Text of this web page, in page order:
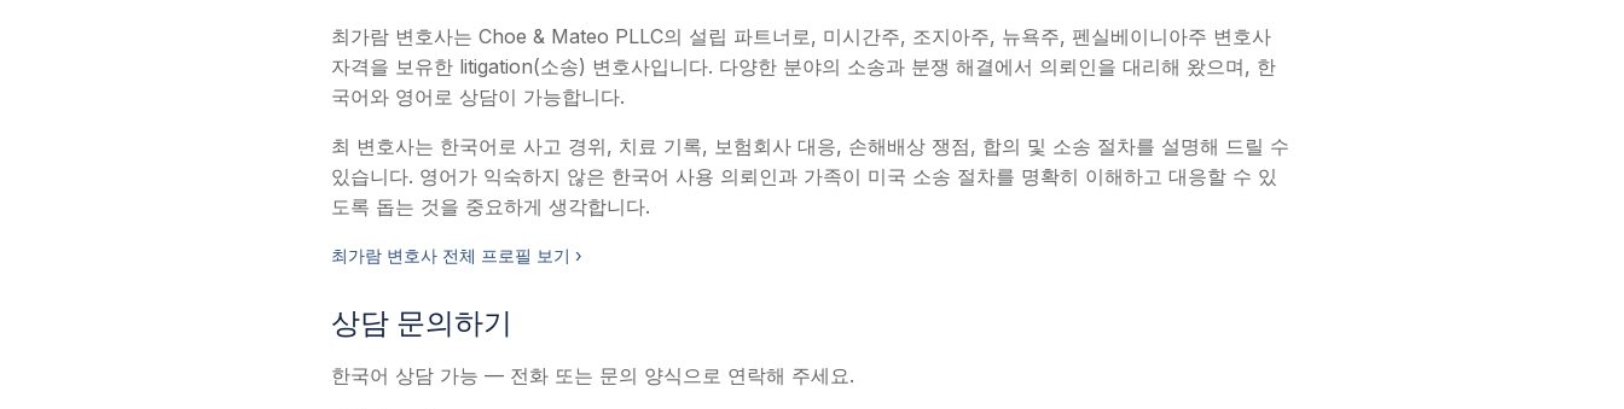
최가람 변호사는 Choe & Mateo PLLC의 설립 파트너로, 미시간주, 조지아주, 뉴욕주, 펜실베이니아주 변호사
자격을 보유한 litigation(소송) 변호사입니다. 다양한 분야의 소송과 분쟁 해결에서 의뢰인을 대리해 왔으며, 한
국어와 영어로 상담이 가능합니다.
최 변호사는 한국어로 사고 경위, 치료 기록, 보험회사 대응, 손해배상 쟁점, 합의 및 소송 절차를 설명해 드릴 수
있습니다. 영어가 익숙하지 않은 한국어 사용 의뢰인과 가족이 미국 소송 절차를 명확히 이해하고 대응할 수 있
도록 돕는 것을 중요하게 생각합니다.
최가람 변호사 전체 프로필 보기 ›
상담 문의하기
한국어 상담 가능 — 전화 또는 문의 양식으로 연락해 주세요.